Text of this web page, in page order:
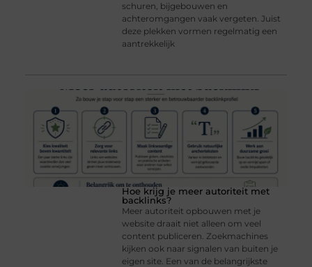
schuren, bijgebouwen en
achteromgangen vaak vergeten. Juist
deze plekken vormen regelmatig een
aantrekkelijk
Hoe krijg je meer autoriteit met
backlinks?
Meer autoriteit opbouwen met je
website draait niet alleen om veel
content publiceren. Zoekmachines
kijken ook naar signalen van buiten je
eigen site. Een van de belangrijkste